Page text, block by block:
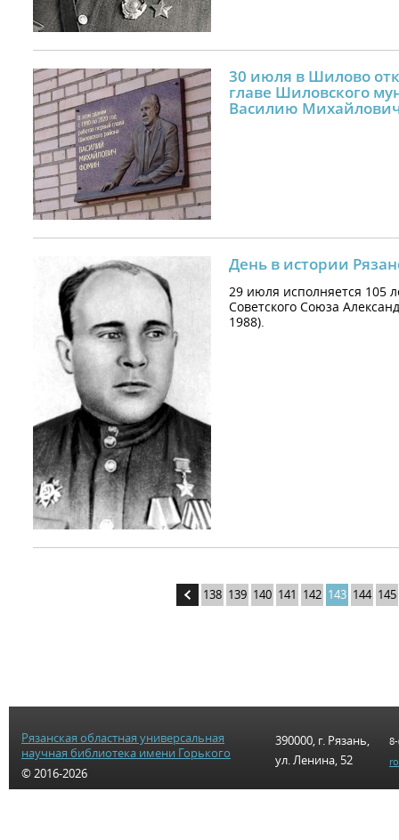
30 июля в Шилово
главе Шиловского
Василию
День в истории
29 июля исполняется 105
Советского Союза
1988).
138 139 140 141 142 143 144 145
Рязанская областная универсальная
научная библиотека имени Горького
© 2016-2026
390000, г. Рязань,
ул. Ленина, 52